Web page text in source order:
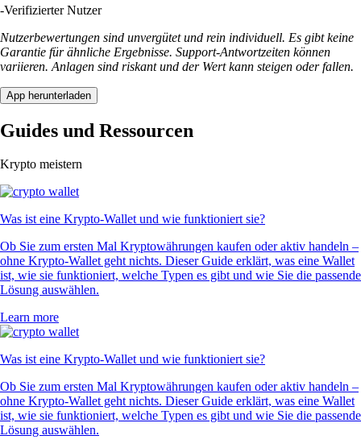
-Verifizierter Nutzer
Nutzerbewertungen sind unvergütet und rein individuell. Es gibt keine
Garantie für ähnliche Ergebnisse. Support-Antwortzeiten können
variieren. Anlagen sind riskant und der Wert kann steigen oder fallen.
App herunterladen
Guides und Ressourcen
Krypto meistern
Was ist eine Krypto-Wallet und wie funktioniert sie?
Ob Sie zum ersten Mal Kryptowährungen kaufen oder aktiv handeln –
ohne Krypto-Wallet geht nichts. Dieser Guide erklärt, was eine Wallet
ist, wie sie funktioniert, welche Typen es gibt und wie Sie die passende
Lösung auswählen.
Learn more
Was ist eine Krypto-Wallet und wie funktioniert sie?
Ob Sie zum ersten Mal Kryptowährungen kaufen oder aktiv handeln –
ohne Krypto-Wallet geht nichts. Dieser Guide erklärt, was eine Wallet
ist, wie sie funktioniert, welche Typen es gibt und wie Sie die passende
Lösung auswählen.